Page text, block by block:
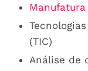
(TIC)
Análise de